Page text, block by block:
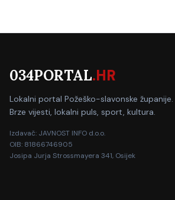
034PORTAL.HR
Lokalni portal Požeško-slavonske županije.
Brze vijesti, lokalni puls, sport, kultura.
Izdavač: JAVNOST INFO d.o.o.
OIB: 81866746905
Josipa Jurja Strossmayera 341, Osijek